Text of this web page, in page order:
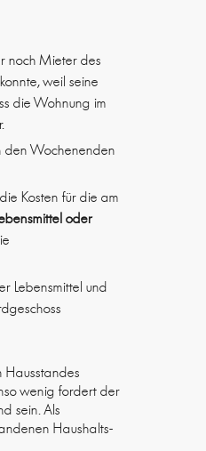
noch Mieter des
weil seine
die Wohnung im
den Wochenenden
Kosten für die am
oder
Lebensmittel und
Hausstandes
wenig fordert der
sein. Als
Haushalts-